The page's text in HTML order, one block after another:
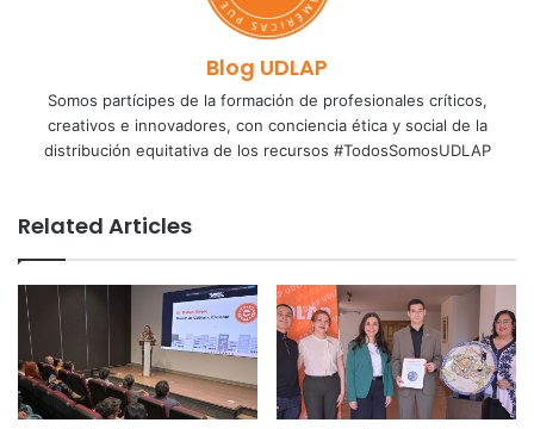
Blog UDLAP
Somos partícipes de la formación de profesionales críticos,
creativos e innovadores, con conciencia ética y social de la
distribución equitativa de los recursos #TodosSomosUDLAP
Related Articles